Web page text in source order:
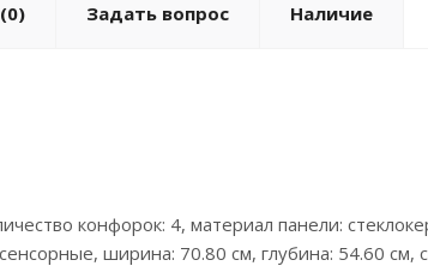
(0) Задать вопрос Наличие
конфорок: 4, материал панели:
ширина: 70.80 см, глубина: 54.60